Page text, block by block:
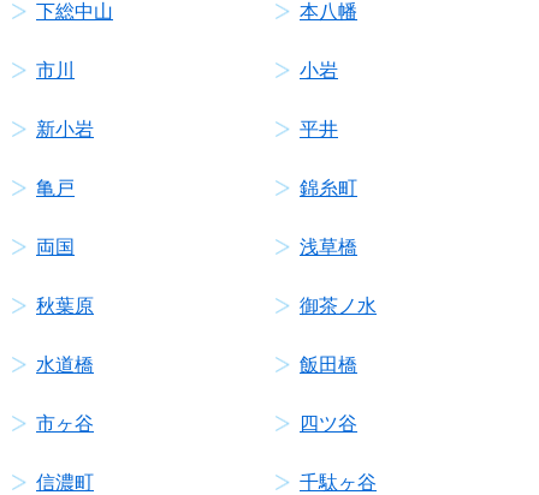
下総中山 本八幡
市川 小岩
新小岩 平井
亀戸 錦糸町
両国 浅草橋
秋葉原 御茶ノ水
水道橋 飯田橋
市ヶ谷 四ツ谷
信濃町 千駄ヶ谷